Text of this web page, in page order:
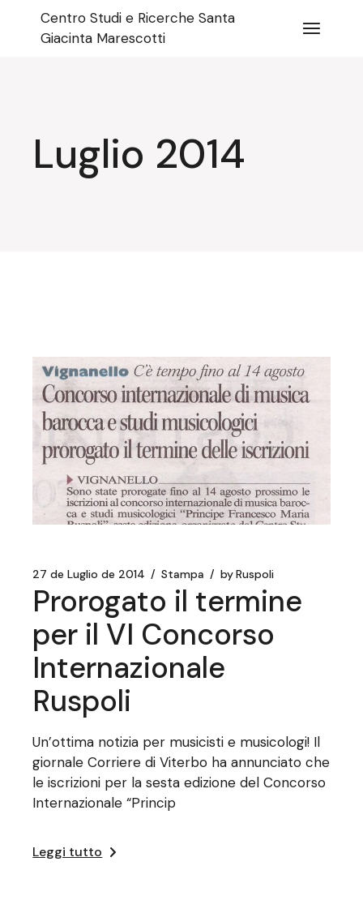
Centro Studi e Ricerche Santa
Giacinta Marescotti
Luglio 2014
27 de Luglio de 2014 Stampa byRuspoli
Prorogato il termine
per il VI Concorso
Internazionale
Ruspoli
Un’ottima notizia per musicisti e musicologi! Il
giornale Corriere di Viterbo ha annunciato che
le iscrizioni per la sesta edizione del Concorso
Internazionale “Princip
Leggi tutto